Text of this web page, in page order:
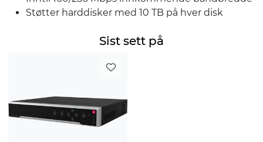
Støtter harddisker med 10 TB på hver disk
Sist sett på